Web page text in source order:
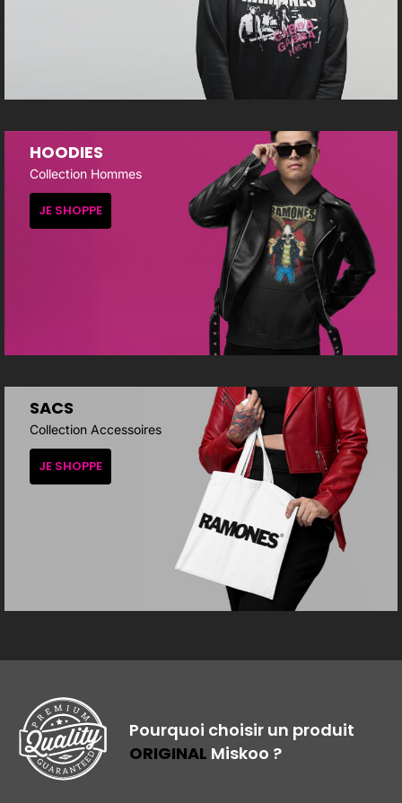
HOODIES
Collection Hommes
JE SHOPPE
SACS
Collection Accessoires
JE SHOPPE
Pourquoi choisir un produit
ORIGINAL Miskoo ?